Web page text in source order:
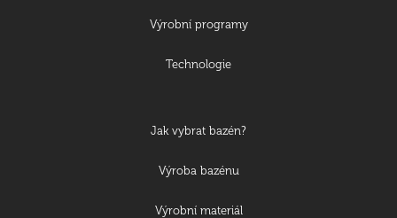
Výrobní programy
Technologie
Jak vybrat bazén?
Výroba bazénu
Výrobní materiál